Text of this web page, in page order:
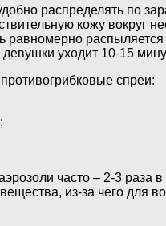
распределять по
кожу вокруг
равномерно
уходит 10-15
спреи:
часто – 2-3 раза
из-за чего для